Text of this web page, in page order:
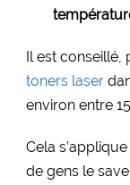
Il est conseillé,
toners laser
environ entre
Cela
de gens le